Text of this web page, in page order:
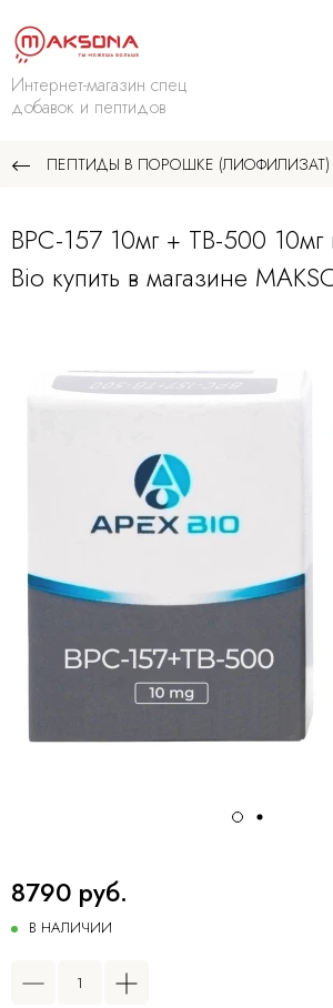
Интернет-магазин спец
добавок и пептидов
ПЕПТИДЫ В ПОРОШКЕ (ЛИОФИЛИЗАТ)
BPC-157 10мг + TB-500
Bio купить в магазине
8790 руб.
В НАЛИЧИИ